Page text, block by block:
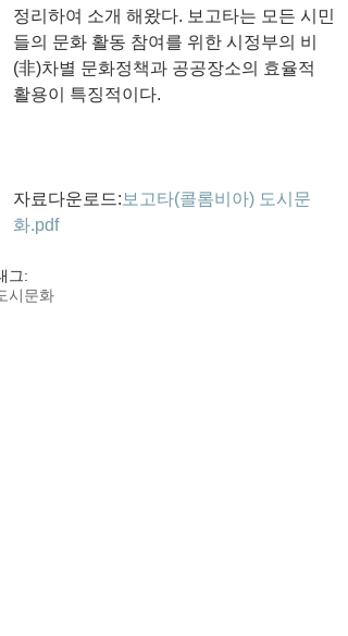
정리하여 소개 해왔다. 보고타는 모든 시민
들의 문화 활동 참여를 위한 시정부의 비
(非)차별 문화정책과 공공장소의 효율적
활용이 특징적이다.
자료다운로드: 보고타(콜롬비아) 도시문
화.pdf
그:
시문화